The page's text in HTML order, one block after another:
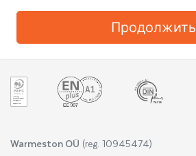
Продолжить
Warmeston OÜ (reg. 10945474)